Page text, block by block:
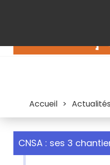
Accueil > Actualités
CNSA : ses 3